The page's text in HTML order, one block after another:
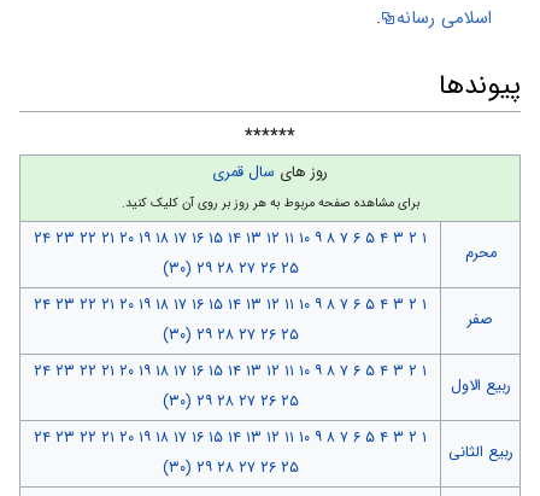
اسلامى رسانه
.
پیوندها
******
روز های سال قمری
برای مشاهده صفحه مربوط به هر روز بر روی آن کلیک کنید.
محرم
۱ ۲ ۳ ۴ ۵ ۶ ۷ ۸ ۹ ۱۰ ۱۱ ۱۲ ۱۳ ۱۴ ۱۵ ۱۶ ۱۷ ۱۸ ۱۹ ۲۰ ۲۱ ۲۲ ۲۳ ۲۴
۲۵ ۲۶ ۲۷ ۲۸ ۲۹ (۳۰)
صفر
۱ ۲ ۳ ۴ ۵ ۶ ۷ ۸ ۹ ۱۰ ۱۱ ۱۲ ۱۳ ۱۴ ۱۵ ۱۶ ۱۷ ۱۸ ۱۹ ۲۰ ۲۱ ۲۲ ۲۳ ۲۴
۲۵ ۲۶ ۲۷ ۲۸ ۲۹ (۳۰)
ربیع الاول
۱ ۲ ۳ ۴ ۵ ۶ ۷ ۸ ۹ ۱۰ ۱۱ ۱۲ ۱۳ ۱۴ ۱۵ ۱۶ ۱۷ ۱۸ ۱۹ ۲۰ ۲۱ ۲۲ ۲۳ ۲۴
۲۵ ۲۶ ۲۷ ۲۸ ۲۹ (۳۰)
ربیع الثانی
۱ ۲ ۳ ۴ ۵ ۶ ۷ ۸ ۹ ۱۰ ۱۱ ۱۲ ۱۳ ۱۴ ۱۵ ۱۶ ۱۷ ۱۸ ۱۹ ۲۰ ۲۱ ۲۲ ۲۳ ۲۴
۲۵ ۲۶ ۲۷ ۲۸ ۲۹ (۳۰)